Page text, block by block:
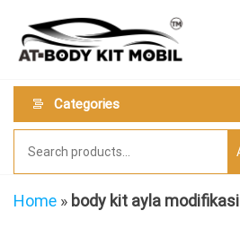
the
content
Kit
Mobil
Categories
Home » body kit ayla modifikasi